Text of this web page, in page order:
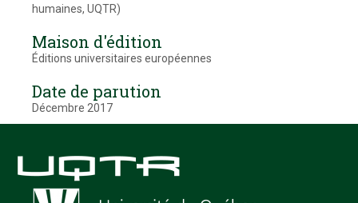
humaines, UQTR)
Maison d'édition
Éditions universitaires européennes
Date de parution
Décembre 2017